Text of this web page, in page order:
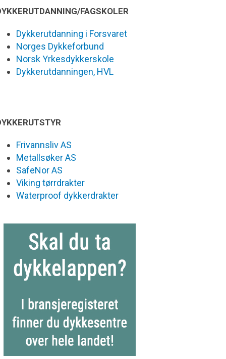
FAGSKOLER
Dykkerutdanning i Forsvaret
Norges Dykkeforbund
Norsk Yrkesdykkerskole
Dykkerutdanningen, HVL
Frivannsliv AS
Metallsøker AS
SafeNor AS
Viking tørrdrakter
Waterproof dykkerdrakter